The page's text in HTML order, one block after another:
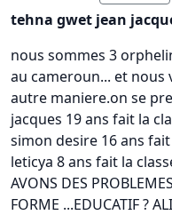
tehna gwet jean
nous sommes 3
au cameroun... et
autre maniere.on se
jacques 19 ans fait la
simon desire 16 ans
leticya 8 ans fait la
AVONS DES
FORME ...EDUCATIF ?